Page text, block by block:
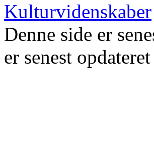
Kulturvidenskaber
Denne side er
er senest